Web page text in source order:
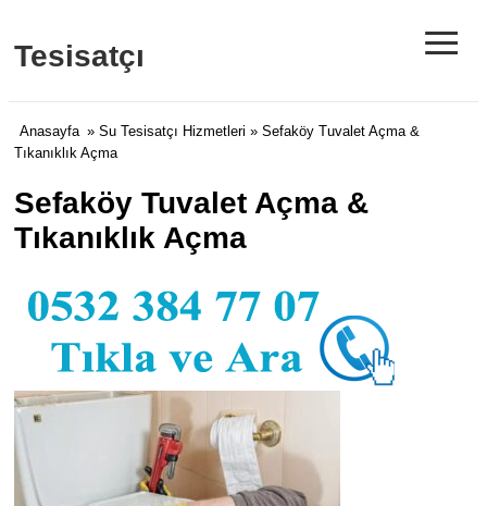
Tesisatçı ≡
Anasayfa » Su Tesisatçı Hizmetleri » Sefaköy Tuvalet Açma &
Tıkanıklık Açma
Sefaköy Tuvalet Açma &
Tıkanıklık Açma